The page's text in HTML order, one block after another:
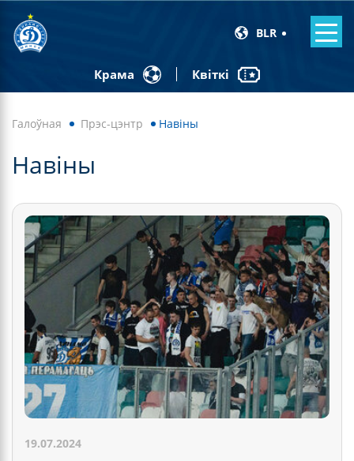
BLR
Крама Квіткі
Галоўная Прэс-цэнтр Навiны
Навiны
19.07.2024